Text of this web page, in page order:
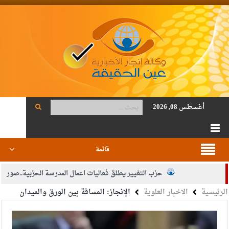
أغسطس 08, 2026
قائمة
حزب التغيير يطلق فعاليات اعمال المدرسة الحزبية..صور
الجيش يفتح باب التجنيد لحملة البكالوريوس في الحقوق والقانون
بيان اجتماع عمّان:دعم الوصاية الهاشمية التاريخية على المقدسات
الرئيسية الاخبار العلوية الإنجاز: المسافة بين الورق والميدان